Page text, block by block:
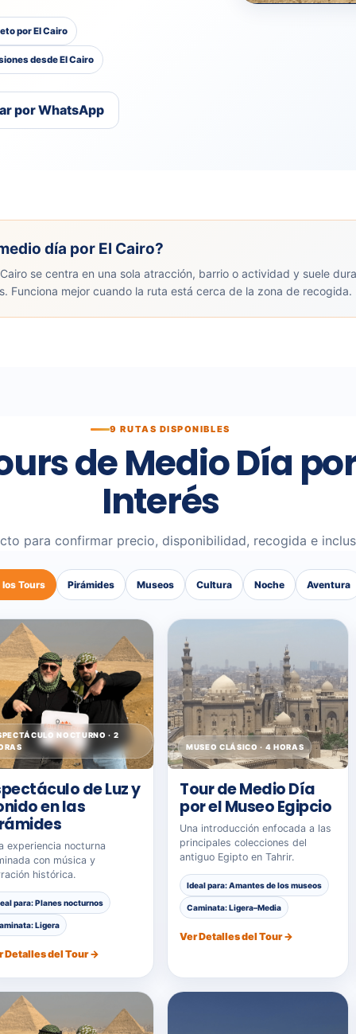
por El Cairo
desde El Cairo
por WhatsApp
día por El Cairo?
se centra en una sola atracción, barrio o actividad y suele
Funciona mejor cuando la ruta está cerca de la zona de recogida.
9 RUTAS DISPONIBLES
de Medio Día
Interés
para confirmar precio, disponibilidad, recogida e
los Tours Pirámides Museos Cultura Noche Aventura
NOCTURNO · 2
de Luz y
en las
experiencia nocturna
con música y
histórica.
para: Planes nocturnos
Ligera
Detalles del Tour →
MUSEO CLÁSICO · 4 HORAS
Tour de Medio Día
por el Museo Egipcio
Una introducción enfocada a las
principales colecciones del
antiguo Egipto en Tahrir.
Ideal para: Amantes de los museos
Caminata: Ligera–Media
Ver Detalles del Tour →